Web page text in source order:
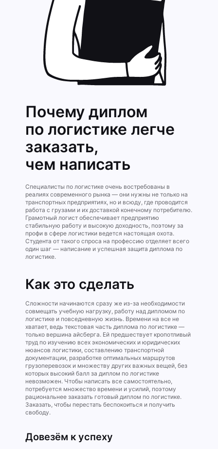
Почему диплом
по логистике легче
заказать,
чем написать
Специалисты по логистике очень востребованы в
реалиях современного рынка — они нужны не только на
транспортных предприятиях, но и всюду, где проводится
работа с грузами и их доставкой конечному потребителю.
Грамотный логист обеспечивает предприятию
стабильную работу и высокую доходность, поэтому за
профи в сфере логистики ведется настоящая охота.
Студента от такого спроса на профессию отделяет всего
один шаг — написание и успешная защита диплома по
логистике.
Как это сделать
Сложности начинаются сразу же из-за необходимости
совмещать учебную нагрузку, работу над дипломом по
логистике и повседневную жизнь. Времени на все не
хватает, ведь текстовая часть диплома по логистике —
только вершина айсберга. Ей предшествует кропотливый
труд по изучению всех экономических и юридических
нюансов логистики, составлению транспортной
документации, разработке оптимальных маршрутов
грузоперевозок и множеству других важных вещей, без
которых высокий балл за диплом по логистике
невозможен. Чтобы написать все самостоятельно,
потребуется множество времени и усилий, поэтому
рациональнее заказать готовый диплом по логистике.
Заказать, чтобы перестать беспокоиться и получить
свободу.
Довезём к успеху